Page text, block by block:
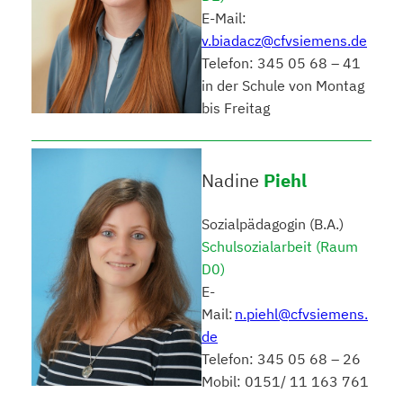
E-Mail:
v.biadacz@cfvsiemens.de
Telefon: 345 05 68 – 41
in der Schule von Montag
bis Freitag
Nadine Piehl
Sozialpädagogin (B.A.)
Schulsozialarbeit (Raum
D0)
E-
Mail: n.piehl@cfvsiemens.
de
Telefon: 345 05 68 – 26
Mobil: 0151/ 11 163 761